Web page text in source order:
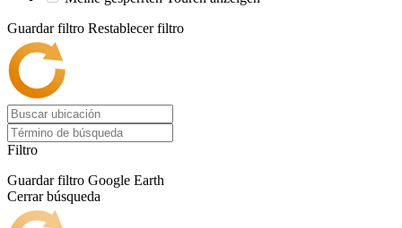
Guardar filtro Restablecer filtro
Filtro
Guardar filtro Google Earth
Cerrar búsqueda